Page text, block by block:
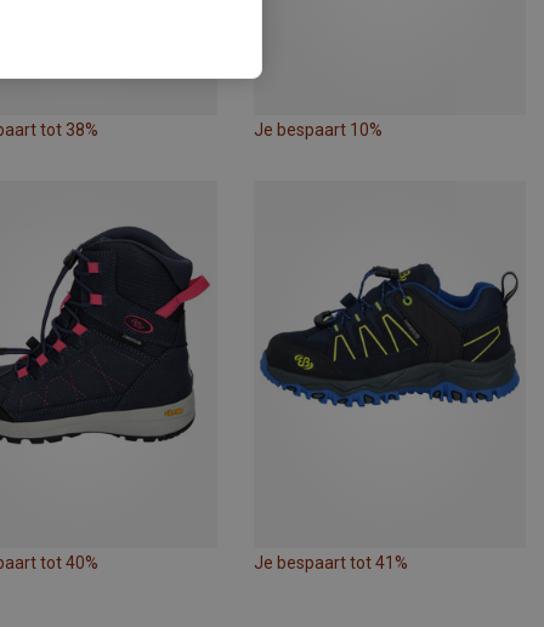
tot 38% Je bespaart 10%
tot 40% Je bespaart tot 41%